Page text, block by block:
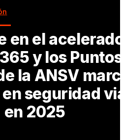
en el
y los Puntos
la ANSV
seguridad
en 2025